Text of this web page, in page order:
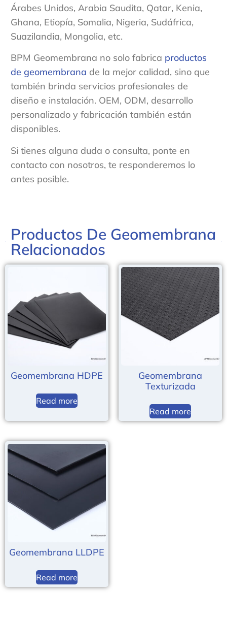
Árabes Unidos, Arabia Saudita, Qatar, Kenia,
Ghana, Etiopía, Somalia, Nigeria, Sudáfrica,
Suazilandia, Mongolia, etc.
BPM Geomembrana no solo fabrica productos
de geomembrana de la mejor calidad, sino que
también brinda servicios profesionales de
diseño e instalación. OEM, ODM, desarrollo
personalizado y fabricación también están
disponibles.
Si tienes alguna duda o consulta, ponte en
contacto con nosotros, te responderemos lo
antes posible.
Productos De Geomembrana
Relacionados
Geomembrana HDPE
Read more
Geomembrana
Texturizada
Read more
Geomembrana LLDPE
Read more